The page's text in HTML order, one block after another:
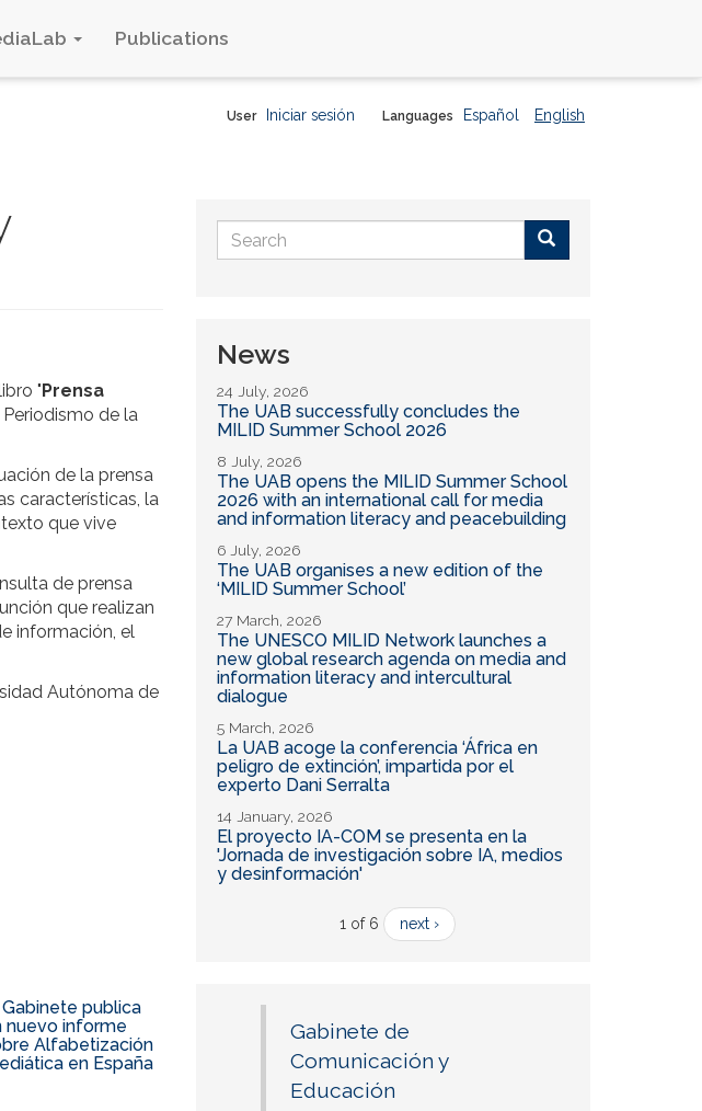
Publications
Languages Español English
User Iniciar sesión
"Prensa
de la
de la prensa
características, la
que vive
de prensa
que realizan
información, el
Autónoma de
Gabinete publica
nuevo informe
Alfabetización
en España
Search
form
News
24 July, 2026
The UAB successfully concludes the
MILID Summer School 2026
8 July, 2026
The UAB opens the MILID Summer School
2026 with an international call for media
and information literacy and peacebuilding
6 July, 2026
The UAB organises a new edition of the
‘MILID Summer School’
27 March, 2026
The UNESCO MILID Network launches a
new global research agenda on media and
information literacy and intercultural
dialogue
5 March, 2026
La UAB acoge la conferencia ‘África en
peligro de extinción’, impartida por el
experto Dani Serralta
14 January, 2026
El proyecto IA-COM se presenta en la
'Jornada de investigación sobre IA, medios
y desinformación'
1 of 6 next ›
Gabinete de
Comunicación y
Educación